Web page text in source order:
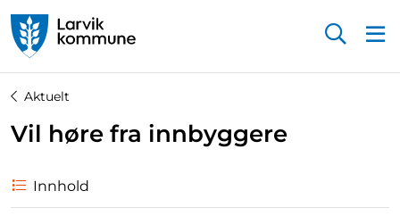
Aktuelt
Vil høre fra innbyggere
Innhold